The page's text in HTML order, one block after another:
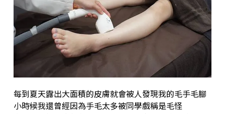
每到夏天露出大面積的皮膚就會被人發現我的毛手毛腳
小時候我還曾經因為手毛太多被同學戲稱是毛怪